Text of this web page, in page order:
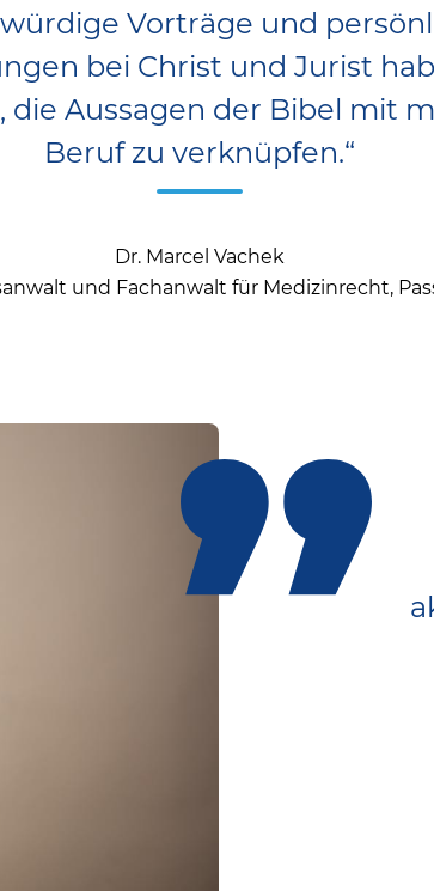
Vorträge und
bei Christ und Jurist
die Aussagen der Bibel mit
Beruf zu verknüpfen.“
Dr. Marcel Vachek
und Fachanwalt für Medizinrecht,